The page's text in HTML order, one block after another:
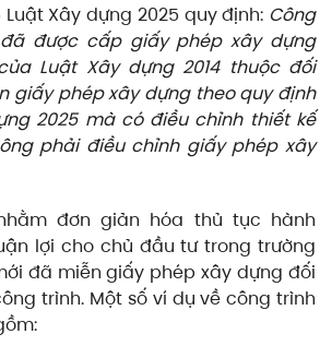
Xây dựng 2025 quy định: Công
được cấp giấy phép xây dựng
Luật Xây dựng 2014 thuộc đối
giấy phép xây dựng theo quy định
2025 mà có điều chỉnh thiết kế
phải điều chỉnh giấy phép xây
đơn giản hóa thủ tục hành
lợi cho chủ đầu tư trong trường
đã miễn giấy phép xây dựng đối
trình. Một số ví dụ về công trình